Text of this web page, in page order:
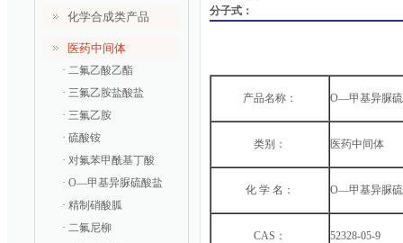
化学合成类产品
医药中间体
· 二氟乙酸乙酯
· 三氟乙胺盐酸盐
· 三氟乙胺
· 硫酸铵
· 对氟苯甲酰基丁酸
· O—甲基异脲硫酸盐
· 精制硝酸胍
· 二氟尼柳
分子式：
产品名称： O—甲基异脲
类别： 医药中间体
化 学 名： O—甲基异脲
CAS： 52328-05-9